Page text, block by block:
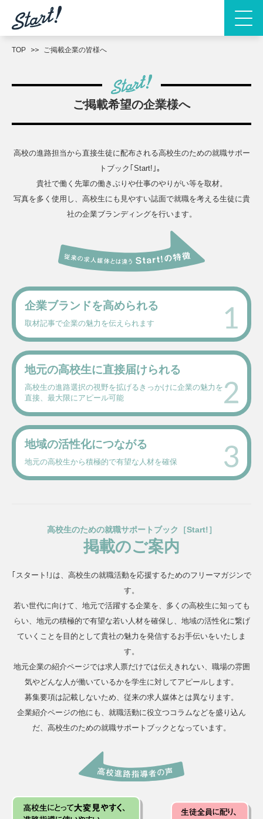
TOP ご掲載企業の皆様へ
ご掲載希望の企業様へ
高校の進路担当から直接生徒に配布される高校生のための就職サポー
トブック｢Start!｣。
貴社で働く先輩の働きぶりや仕事のやりがい等を取材。
写真を多く使用し、高校生にも見やすい誌面で就職を考える生徒に貴
社の企業ブランディングを行います。
企業ブランドを高められる
取材記事で企業の魅力を伝えられます
地元の高校生に直接届けられる
高校生の進路選択の視野を拡げるきっかけに企業の魅力を
直接、最大限にアピール可能
地域の活性化につながる
地元の高校生から積極的で有望な人材を確保
高校生のための就職サポートブック［Start!］
掲載のご案内
｢スタート!｣は、高校生の就職活動を応援するためのフリーマガジンで
す。
若い世代に向けて、地元で活躍する企業を、多くの高校生に知っても
らい、地元の積極的で有望な若い人材を確保し、地域の活性化に繋げ
ていくことを目的として貴社の魅力を発信するお手伝いをいたしま
す。
地元企業の紹介ページでは求人票だけでは伝えきれない、職場の雰囲
気やどんな人が働いているかを学生に対してアピールします。
募集要項は記載しないため、従来の求人媒体とは異なります。
企業紹介ページの他にも、就職活動に役立つコラムなどを盛り込ん
だ、高校生のための就職サポートブックとなっています。